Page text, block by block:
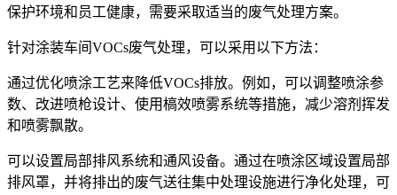
保护环境和员工健康，需要采取适当的废气处理方案。
针对涂装车间VOCs废气处理，可以采用以下方法：
通过优化喷涂工艺来降低VOCs排放。例如，可以调整喷涂参
数、改进喷枪设计、使用槁效喷雾系统等措施，减少溶剂挥发
和喷雾飘散。
可以设置局部排风系统和通风设备。通过在喷涂区域设置局部
排风罩，并将排出的废气送往集中处理设施进行净化处理，可